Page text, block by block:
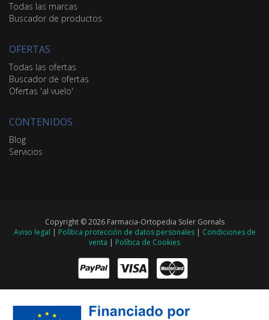
Todas las marcas
Buscador de productos
OFERTAS
Todas las ofertas
Buscador de ofertas
Ofertas 'al vuelo'
CONTENIDOS
Blog
Servicios
Copyright © 2026 Farmacia-Ortopedia Soler Gornals
Aviso legal | Política protección de datos personales| Condiciones de
venta | Política de Cookies